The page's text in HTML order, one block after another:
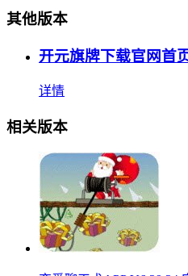
其他版本
开元旗牌下载官网首
详情
相关版本